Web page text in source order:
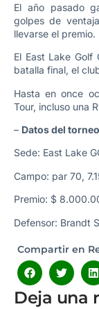
El año pasado
golpes de
llevarse el premio.
El East Lake
batalla final, el
Hasta en once
Tour, incluso una
– Datos del torneo
Sede: East Lake
Campo: par 70,
Premio: $
Defensor: Brandt
Compartir en
Deja una